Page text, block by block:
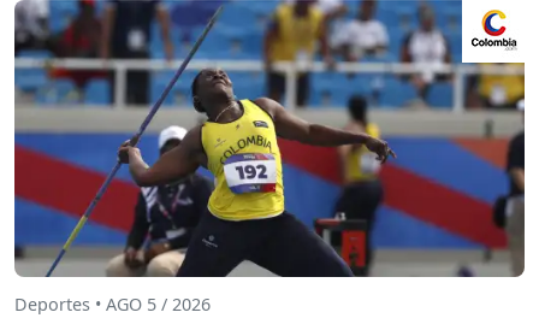
Deportes • AGO 5 / 2026